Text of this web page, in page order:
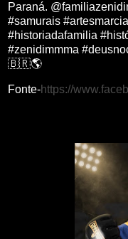
Paraná.
#samurais
#historiadafamilia
#zenidimmma
🇧🇷🌎
Fonte-https://